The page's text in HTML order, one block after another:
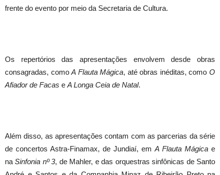
frente do evento por meio da Secretaria de Cultura.
Os repertórios das apresentações envolvem desde obras
consagradas, comoA Flauta Mágica, até obras inéditas, comoO
Afiador de Facas e A Longa Ceia de Natal.
Além disso, as apresentações contam com as parcerias da série
de concertos Astra-Finamax, de Jundiaí, em A Flauta Mágica e
naSinfonia nº 3, de Mahler, e das orquestras sinfônicas de Santo